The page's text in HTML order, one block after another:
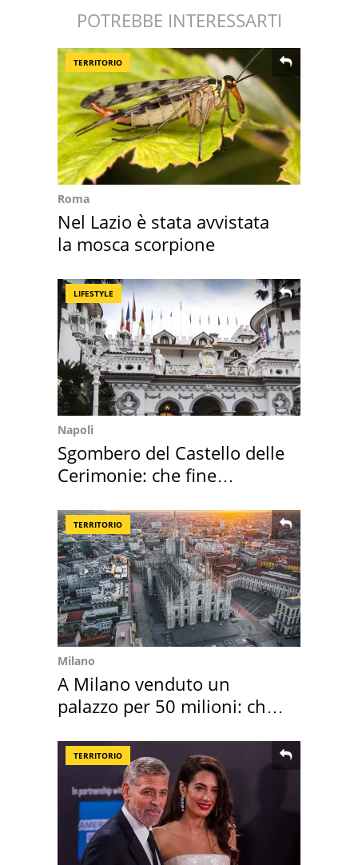
POTREBBE INTERESSARTI
TERRITORIO
Roma
Nel Lazio è stata avvistata
la mosca scorpione
LIFESTYLE
Napoli
Sgombero del Castello delle
Cerimonie: che fine
TERRITORIO
Milano
A Milano venduto un
palazzo per 50 milioni: chi
TERRITORIO